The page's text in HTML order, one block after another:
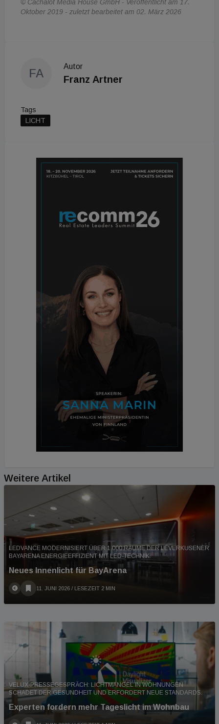
© Cachalot Media House GmbH - Veröffentlicht am 17.
Oktober 2019 - zuletzt bearbeitet am 02. März 2026
FA
Autor
Franz Artner
Tags
LICHT
Weitere Artikel
LEDVANCE MODERNISIERT ÜBER 1.000 RÄUME DER LEVERKUSENER
BAYARENA ENERGIEEFFIZIENT MIT LED-TECHNIK.
Neues Innenlicht für BayArena
11. JUNI 2026 / LESEZEIT 2 MIN
VELUX-PRESSEGESPRÄCH: LICHTMANGEL IN WOHNUNGEN
SCHADET DER GESUNDHEIT UND ERFORDERT NEUE STANDARDS.
Experten fordern mehr Tageslicht im Wohnbau